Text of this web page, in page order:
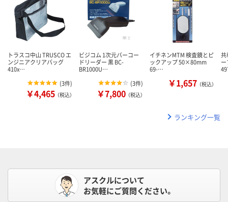
トラスコ中山 TRUSCO エ
ンジニアクリアバッグ
410x…
(3件)
￥4,465 （税込）
ビジコム 1次元バーコー
ドリーダー 黒 BC-
BR1000U…
(3件)
￥7,800 （税込）
イチネンMTM 検査鏡とピ
ックアップ 50×80mm
69-…
￥1,657 （税込）
共
ランキング一覧
アスクルについて
お気軽にご質問ください。